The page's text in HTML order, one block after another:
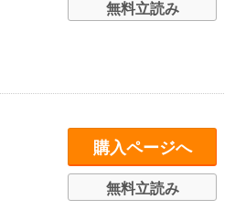
無料立読み
購入ページへ
無料立読み